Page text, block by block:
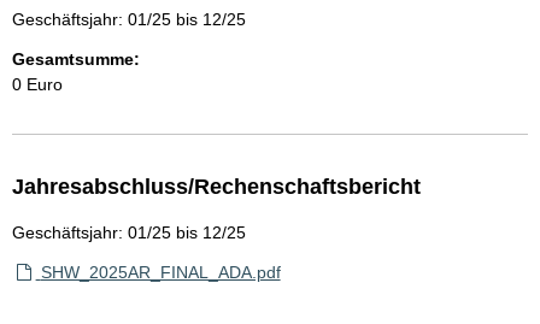
Geschäftsjahr: 01/25 bis 12/25
Gesamtsumme:
0 Euro
Jahresabschluss/Rechenschaftsbericht
Geschäftsjahr: 01/25 bis 12/25
SHW_2025AR_FINAL_ADA.pdf